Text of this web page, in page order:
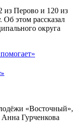
Перово и 120 из
Об этом рассказал
округа
«Восточный»,
Гурченкова